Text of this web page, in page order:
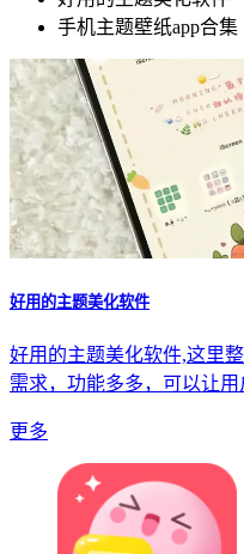
手机主题壁纸app合集
好用的主题美化软件
好用的主题美化软件,这里
需求，功能多多，可以让用
更多